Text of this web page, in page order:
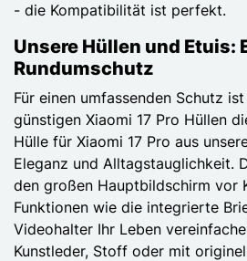
- die Kompatibilität ist perfekt.
Unsere Hüllen und Etuis:
Rundumschutz
Für einen umfassenden Schutz
günstigen Xiaomi 17 Pro Hüllen
Hülle für Xiaomi 17 Pro aus
Eleganz und Alltagstauglichkeit.
den großen Hauptbildschirm vor
Funktionen wie die integrierte
Videohalter Ihr Leben
Kunstleder, Stoff oder mit